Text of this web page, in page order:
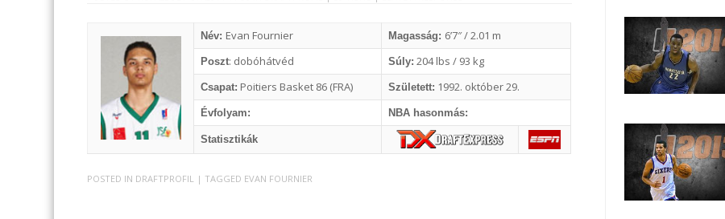
Név: Evan Fournier Magasság: 6’7″ / 2.01 m
Poszt: dobóhátvéd Súly: 204 lbs / 93 kg
Csapat: Poitiers Basket 86 (FRA) Született: 1992. október 29.
Évfolyam: NBA hasonmás:
Statisztikák
POSTED IN DRAFTPROFIL | TAGGED EVAN FOURNIER